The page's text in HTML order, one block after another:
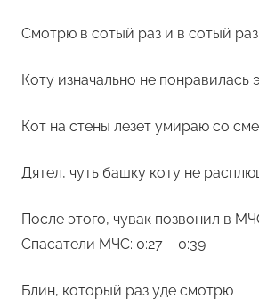
Смотрю в сотый раз и в сотый
Коту изначально не понравилась
Кот на стены лезет умираю со
Дятел, чуть башку коту не
После этого, чувак позвонил в
Спасатели МЧС: 0:27 – 0:39
Блин, который раз уде смотрю